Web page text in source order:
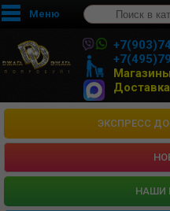
Меню
ЭКСПРЕСС
HАШИ